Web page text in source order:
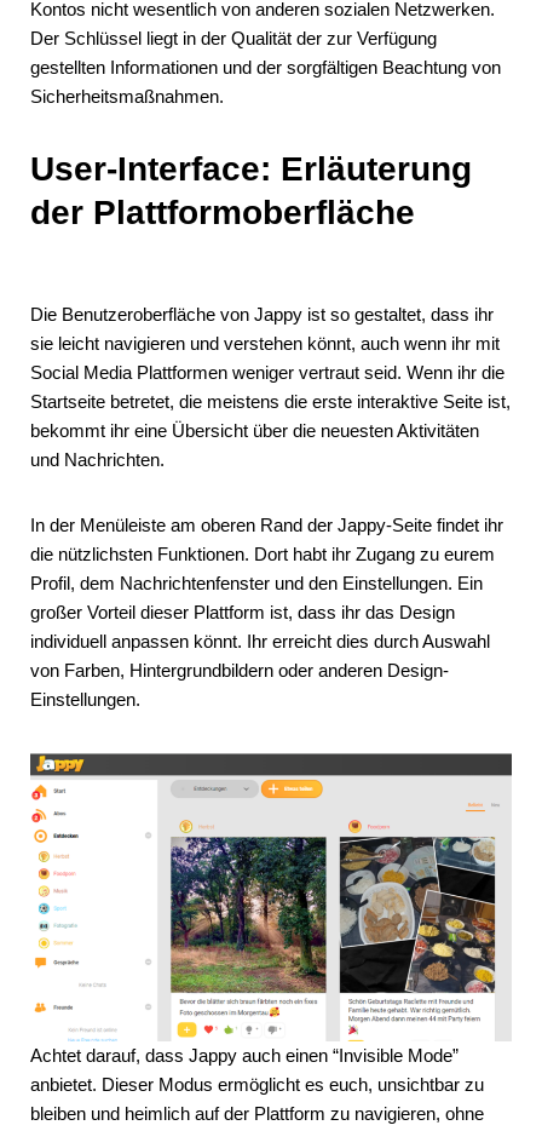
Kontos nicht wesentlich von anderen sozialen Netzwerken.
Der Schlüssel liegt in der Qualität der zur Verfügung
gestellten Informationen und der sorgfältigen Beachtung von
Sicherheitsmaßnahmen.
User-Interface: Erläuterung
der Plattformoberfläche
Die Benutzeroberfläche von Jappy ist so gestaltet, dass ihr
sie leicht navigieren und verstehen könnt, auch wenn ihr mit
Social Media Plattformen weniger vertraut seid. Wenn ihr die
Startseite betretet, die meistens die erste interaktive Seite ist,
bekommt ihr eine Übersicht über die neuesten Aktivitäten
und Nachrichten.
In der Menüleiste am oberen Rand der Jappy-Seite findet ihr
die nützlichsten Funktionen. Dort habt ihr Zugang zu eurem
Profil, dem Nachrichtenfenster und den Einstellungen. Ein
großer Vorteil dieser Plattform ist, dass ihr das Design
individuell anpassen könnt. Ihr erreicht dies durch Auswahl
von Farben, Hintergrundbildern oder anderen Design-
Einstellungen.
Achtet darauf, dass Jappy auch einen “Invisible Mode”
anbietet. Dieser Modus ermöglicht es euch, unsichtbar zu
bleiben und heimlich auf der Plattform zu navigieren, ohne